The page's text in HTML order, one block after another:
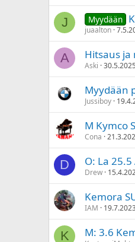
J Myydään
juaalton
A Hitsaus
Aski 30.5.2025
Myydään
Jussiboy
M Kymco
Cona
D O: La
Drew
Kemora
IAM
K M: 3.6